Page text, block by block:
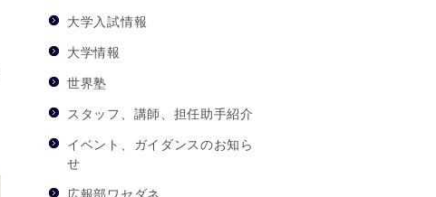
大学入試情報
大学情報
世界塾
スタッフ、講師、担任助手紹介
イベント、ガイダンスのお知ら
せ